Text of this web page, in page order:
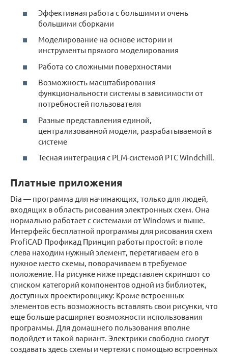
Эффективная работа с большими и очень
большими сборками
Моделирование на основе истории и
инструменты прямого моделирования
Работа со сложными поверхностями
Возможность масштабирования
функциональности системы в зависимости от
потребностей пользователя
Разные представления единой,
централизованной модели, разрабатываемой в
системе
Тесная интеграция с PLM-системой PTC Windchill.
Платные приложения
Dia — программа для начинающих, только для людей,
входящих в область рисования электронных схем. Она
нормально работает с системами от Windows и выше.
Интерфейс бесплатной программы для рисования схем
ProfiCAD Профикад Принцип работы простой: в поле
слева находим нужный элемент, перетягиваем его в
нужное место схемы, поворачиваем в требуемое
положение. На рисунке ниже представлен скриншот со
списком категорий компонентов одной из библиотек,
доступных проектировщику: Кроме встроенных
элементов есть возможность вставлять свои рисунки, что
еще больше расширяет возможности использования
программы. Для домашнего пользования вполне
подойдет и такой вариант. Электрики свободно смогут
создавать здесь схемы и чертежи с помощью встроенных